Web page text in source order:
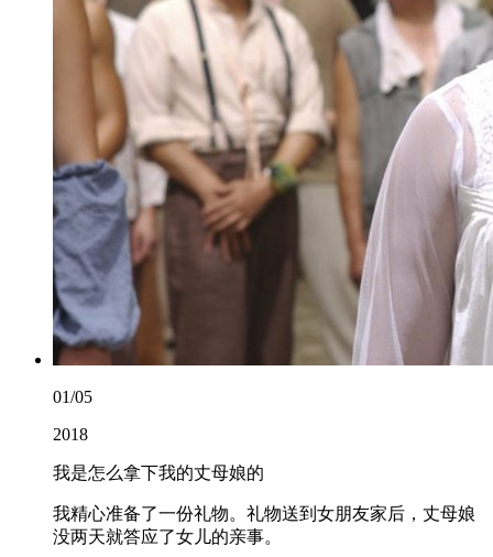
01/05
2018
我是怎么拿下我的丈母娘的
我精心准备了一份礼物。礼物送到女朋友家后，丈母娘
没两天就答应了女儿的亲事。